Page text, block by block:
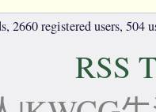
2660 registered users, 504
RSS